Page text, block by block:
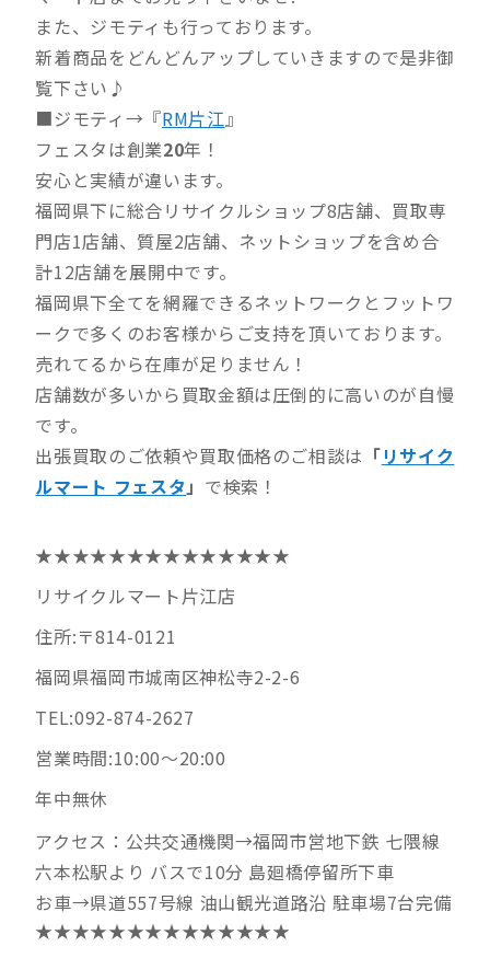
また、ジモティも行っております。
新着商品をどんどんアップしていきますので是非御
覧下さい♪
■ジモティ→『RM片江 』
フェスタは創業20年！
安心と実績が違います。
福岡県下に総合リサイクルショップ8店舗、買取専
門店1店舗、質屋2店舗、ネットショップを含め合
計12店舗を展開中です。
福岡県下全てを網羅できるネットワークとフットワ
ークで多くのお客様からご支持を頂いております。
売れてるから在庫が足りません！
店舗数が多いから買取金額は圧倒的に高いのが自慢
です。
出張買取のご依頼や買取価格のご相談は 「リサイク
ルマート フェスタ 」 で検索！
★★★★★★★★★★★★★★
リサイクルマート片江店
住所:〒814-0121
福岡県福岡市城南区神松寺2-2-6
TEL:092-874-2627
営業時間:10:00～20:00
年中無休
アクセス：公共交通機関→福岡市営地下鉄 七隈線
六本松駅より バスで10分 島廻橋停留所下車
お車→県道557号線 油山観光道路沿 駐車場7台完備
★★★★★★★★★★★★★★